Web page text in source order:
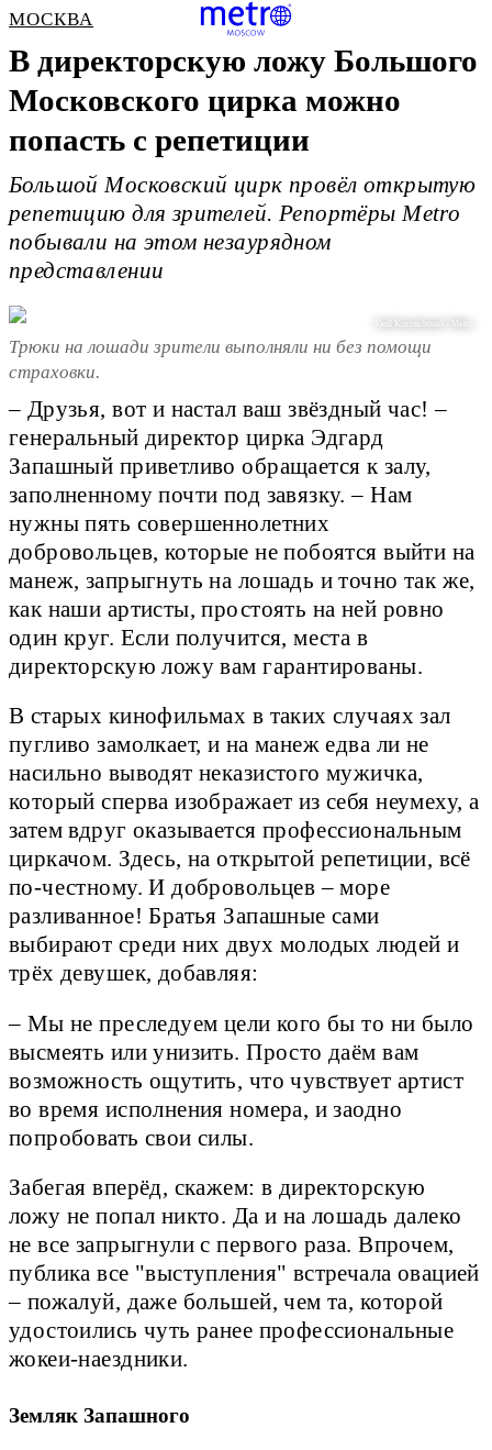
МОСКВА
В директорскую ложу Большого
Московского цирка можно
попасть с репетиции
Большой Московский цирк провёл открытую
репетицию для зрителей. Репортёры Metro
побывали на этом незаурядном
представлении
Vasil Kuzmichonak / Metro
Трюки на лошади зрители выполняли ни без помощи
страховки.
– Друзья, вот и настал ваш звёздный час! –
генеральный директор цирка Эдгард
Запашный приветливо обращается к залу,
заполненному почти под завязку. – Нам
нужны пять совершеннолетних
добровольцев, которые не побоятся выйти на
манеж, запрыгнуть на лошадь и точно так же,
как наши артисты, простоять на ней ровно
один круг. Если получится, места в
директорскую ложу вам гарантированы.
В старых кинофильмах в таких случаях зал
пугливо замолкает, и на манеж едва ли не
насильно выводят неказистого мужичка,
который сперва изображает из себя неумеху, а
затем вдруг оказывается профессиональным
циркачом. Здесь, на открытой репетиции, всё
по-честному. И добровольцев – море
разливанное! Братья Запашные сами
выбирают среди них двух молодых людей и
трёх девушек, добавляя:
– Мы не преследуем цели кого бы то ни было
высмеять или унизить. Просто даём вам
возможность ощутить, что чувствует артист
во время исполнения номера, и заодно
попробовать свои силы.
Забегая вперёд, скажем: в директорскую
ложу не попал никто. Да и на лошадь далеко
не все запрыгнули с первого раза. Впрочем,
публика все "выступления" встречала овацией
– пожалуй, даже большей, чем та, которой
удостоились чуть ранее профессиональные
жокеи-наездники.
Земляк Запашного